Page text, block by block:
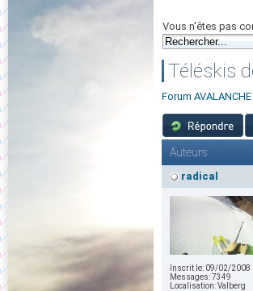
Vous n'êtes pas
Téléskis
Forum
Auteurs
radical
Inscrit le: 09/02/2008
Messages:7349
Localisation:Valberg